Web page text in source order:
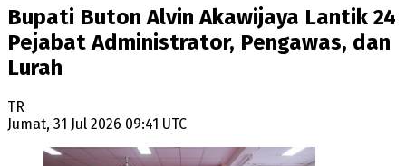
Bupati Buton Alvin Akawijaya Lantik 24
Pejabat Administrator, Pengawas, dan
Lurah
TR
Jumat, 31 Jul 2026 09:41 UTC